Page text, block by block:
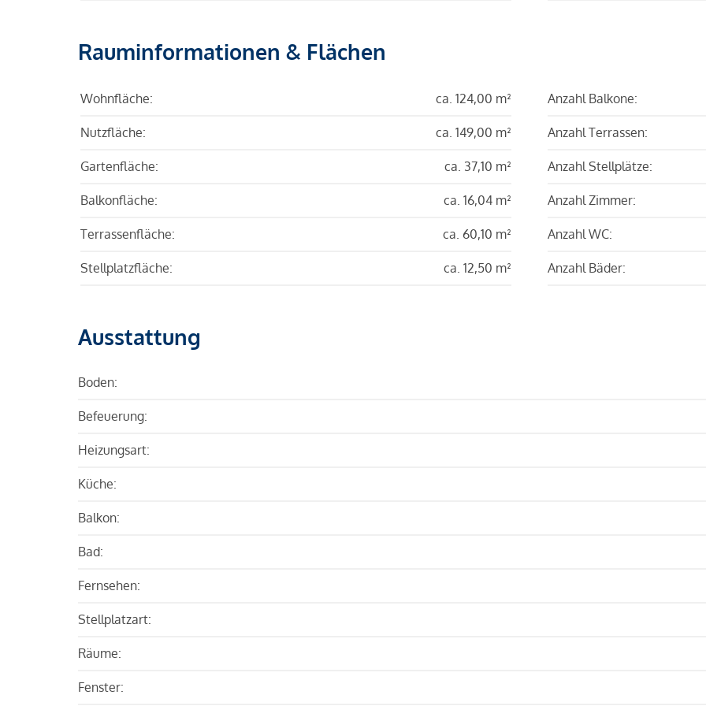
Rauminformationen & Flächen
Wohnfläche: ca. 124,00 m²
Nutzfläche: ca. 149,00 m²
Gartenfläche: ca. 37,10 m²
Balkonfläche: ca. 16,04 m²
Terrassenfläche: ca. 60,10 m²
Stellplatzfläche: ca. 12,50 m²
Anzahl Balkone:
Anzahl Terrassen:
Anzahl Stellplätze:
Anzahl Zimmer:
Anzahl WC:
Anzahl Bäder:
Ausstattung
Boden:
Befeuerung:
Heizungsart:
Küche:
Balkon:
Bad:
Fernsehen:
Stellplatzart:
Räume:
Fenster: